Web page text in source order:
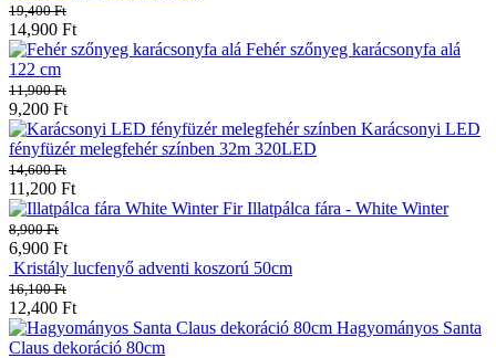
19,400Ft
14,900 Ft
Fehér szőnyeg karácsonyfa alá
122 cm
11,900Ft
9,200 Ft
Karácsonyi LED
fényfüzér melegfehér színben 32m 320LED
14,600Ft
11,200 Ft
Illatpálca fára - White Winter
8,900Ft
6,900 Ft
Kristály lucfenyő adventi koszorú 50cm
16,100Ft
12,400 Ft
Hagyományos Santa
Claus dekoráció 80cm